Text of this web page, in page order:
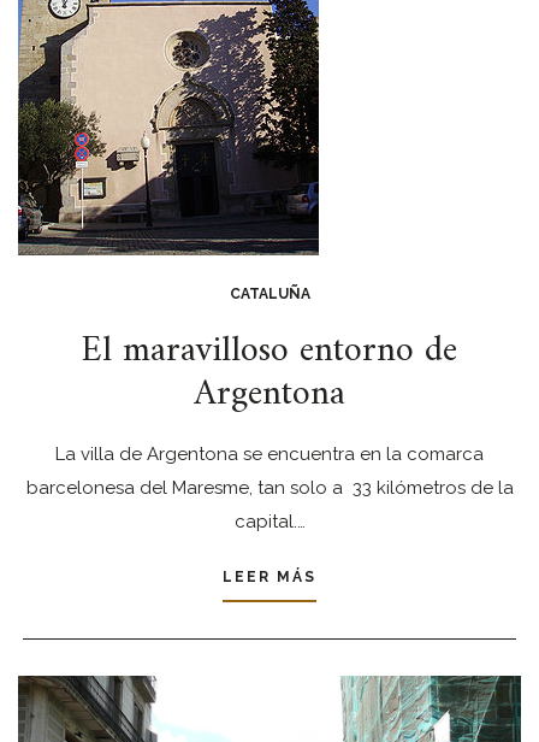
CATALUÑA
El maravilloso entorno de
Argentona
La villa de Argentona se encuentra en la comarca
barcelonesa del Maresme, tan solo a 33 kilómetros de la
capital.…
LEER MÁS